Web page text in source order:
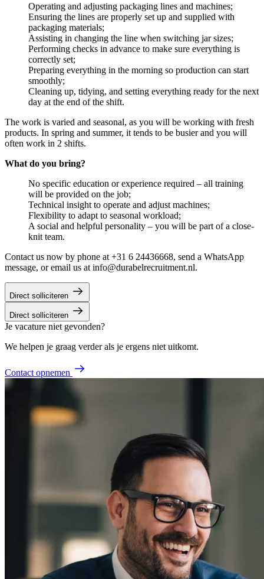
Operating and adjusting packaging lines and machines;
Ensuring the lines are properly set up and supplied with
packaging materials;
Assisting in changing the line when switching jar sizes;
Performing checks in advance to make sure everything is
correctly set;
Preparing everything in the morning so production can start
smoothly;
Cleaning up, tidying, and setting everything ready for the next
day at the end of the shift.
The work is varied and seasonal, as you will be working with fresh
products. In spring and summer, it tends to be busier and you will
often work in 2 shifts.
What do you bring?
No specific education or experience required – all training
will be provided on the job;
Technical insight to operate and adjust machines;
Flexibility to adapt to seasonal workload;
A social and helpful personality – you will be part of a close-
knit team.
Contact us now by phone at +31 6 24436668, send a WhatsApp
message, or email us at info@durabelrecruitment.nl.
Direct solliciteren
Direct solliciteren
Je vacature niet gevonden?
We helpen je graag verder als je ergens niet uitkomt.
Contact opnemen